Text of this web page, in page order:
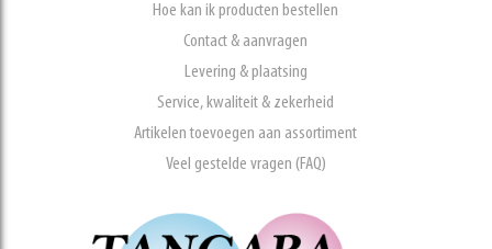
Hoe kan ik producten bestellen
Contact & aanvragen
Levering & plaatsing
Service, kwaliteit & zekerheid
Artikelen toevoegen aan assortiment
Veel gestelde vragen (FAQ)